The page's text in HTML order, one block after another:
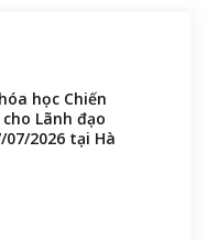
học Chiến
Lãnh đạo
07/2026 tại Hà